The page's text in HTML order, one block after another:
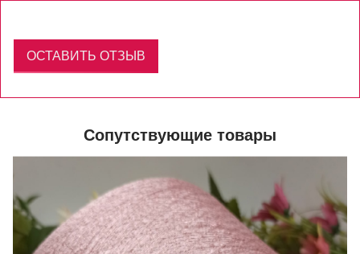
ОСТАВИТЬ ОТЗЫВ
Сопутствующие товары